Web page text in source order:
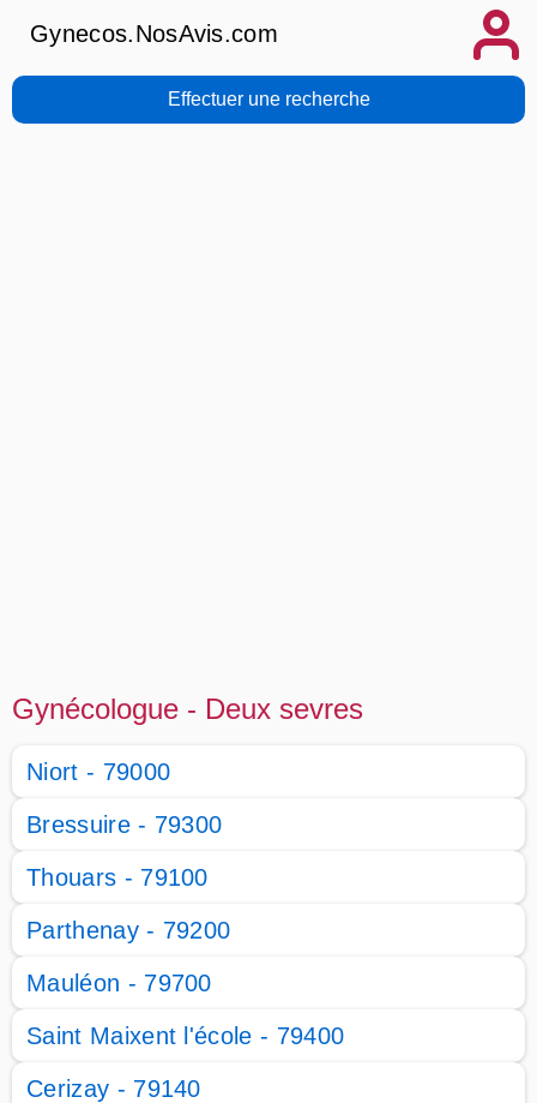
Gynecos.NosAvis.com
Effectuer une recherche
Gynécologue - Deux sevres
Niort - 79000
Bressuire - 79300
Thouars - 79100
Parthenay - 79200
Mauléon - 79700
Saint Maixent l'école - 79400
Cerizay - 79140